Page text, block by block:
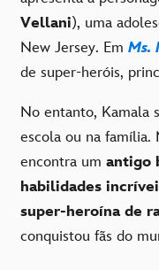
Vellani), uma
New Jersey. Em Ms.
de super-heróis,
No entanto, Kamala
escola ou na família.
encontra um antigo
habilidades
super-heroína de
conquistou fãs do